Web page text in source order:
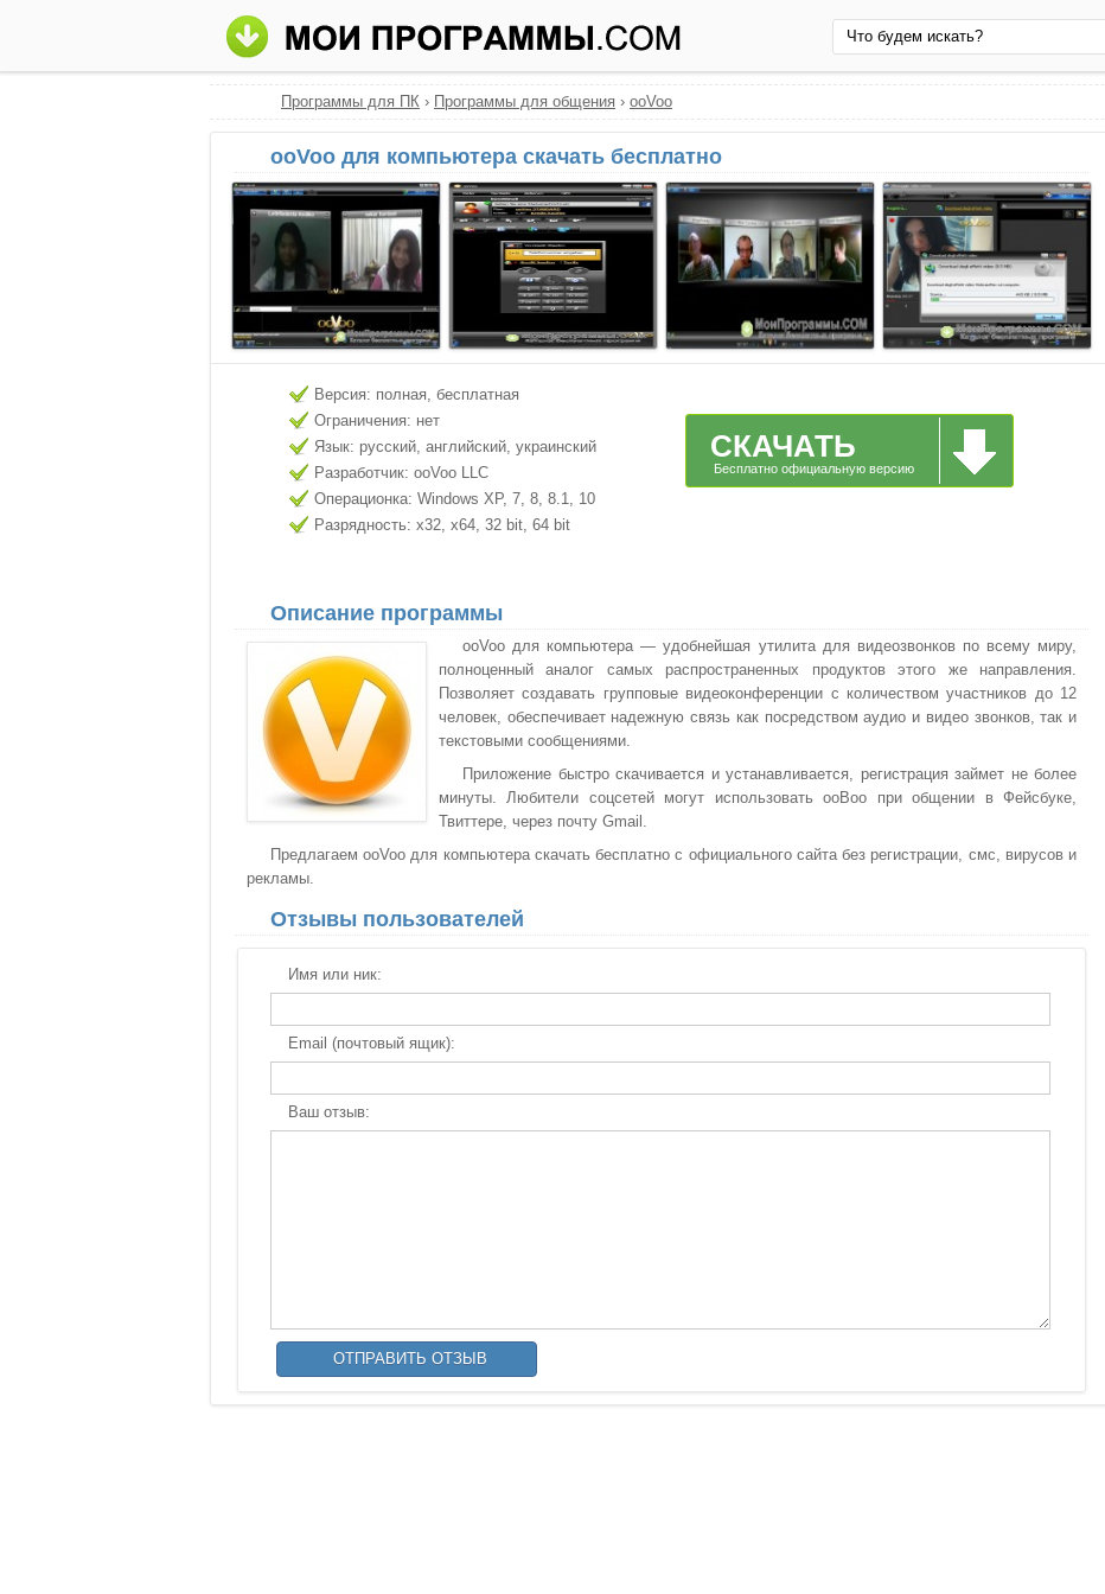
Программы для ПК › Программы для общения › ooVoo
ooVoo для компьютера скачать бесплатно
Версия: полная, бесплатная
Ограничения: нет
Язык: русский, английский, украинский
Разработчик: ooVoo LLC
Операционка: Windows XP, 7, 8, 8.1, 10
Разрядность: x32, x64, 32 bit, 64 bit
СКАЧАТЬ
Бесплатно официальную версию
Описание программы
ooVoo для компьютера — удобнейшая утилита для видеозвонков по всему миру,
полноценный аналог самых распространенных продуктов этого же направления.
Позволяет создавать групповые видеоконференции с количеством участников до 12
человек, обеспечивает надежную связь как посредством аудио и видео звонков, так и
текстовыми сообщениями.
Приложение быстро скачивается и устанавливается, регистрация займет не более
минуты. Любители соцсетей могут использовать ооВоо при общении в Фейсбуке,
Твиттере, через почту Gmail.
Предлагаем ooVoo для компьютера скачать бесплатно с официального сайта без регистрации, смс, вирусов и
рекламы.
Отзывы пользователей
Имя или ник:
Email (почтовый ящик):
Ваш отзыв: